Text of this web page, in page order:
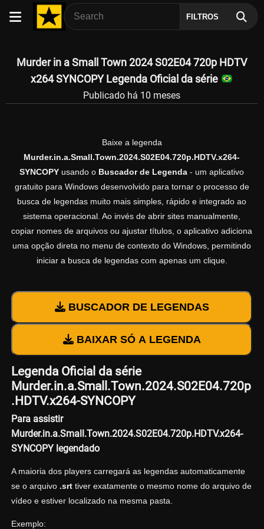
FILTROS
Murder in a Small Town 2024 S02E04 720p HDTV
x264 SYNCOPY Legenda Oficial da série
Publicado há 10 meses
Baixe a legenda
Murder.in.a.Small.Town.2024.S02E04.720p.HDTV.x264-
SYNCOPY usando o Buscador de Legenda - um aplicativo
gratuito para Windows desenvolvido para tornar o processo de
busca de legendas muito mais simples, rápido e integrado ao
sistema operacional. Ao invés de abrir sites manualmente,
copiar nomes de arquivos ou ajustar títulos, o aplicativo adiciona
uma opção direta no menu de contexto do Windows, permitindo
iniciar a busca de legendas com apenas um clique.
BUSCADOR DE LEGENDAS
BAIXAR SÓ A LEGENDA
Legenda Oficial da série
Murder.in.a.Small.Town.2024.S02E04.720p
.HDTV.x264-SYNCOPY
Para assistir
Murder.in.a.Small.Town.2024.S02E04.720p.HDTV.x264-
SYNCOPY legendado
A maioria dos players carregará as legendas automaticamente
se o arquivo .srttiver exatamente o mesmo nome do arquivo de
vídeo e estiver localizado na mesma pasta.
Exemplo: